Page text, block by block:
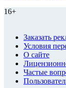
16+
Заказать
Условия
О сайте
Частые